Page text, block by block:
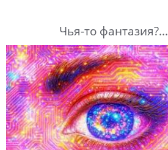
Чья-то фантазия?...